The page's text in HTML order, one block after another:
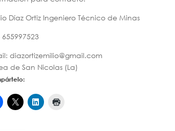
Díaz Ortiz Ingeniero Técnico de Minas
655997523
diazortizemilio@gmail.com
de San Nicolas (La)